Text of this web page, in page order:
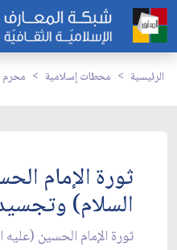
الرئيسية محطات إسلامية محرم
ثورة الإمام
السلام)
ثورة الإمام الحسين